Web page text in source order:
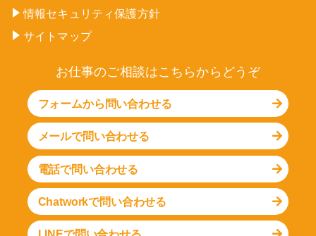
情報セキュリティ保護方針
サイトマップ
お仕事のご相談はこちらからどうぞ
フォームから問い合わせる
メールで問い合わせる
電話で問い合わせる
Chatworkで問い合わせる